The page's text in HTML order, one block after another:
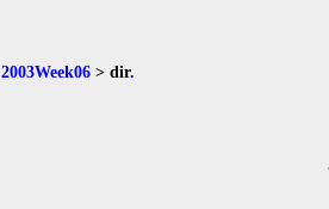
2003Week06 > dir.